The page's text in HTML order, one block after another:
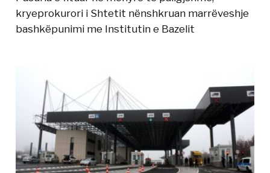
kryeprokurori i Shtetit nënshkruan marrëveshje
bashkëpunimi me Institutin e Bazelit